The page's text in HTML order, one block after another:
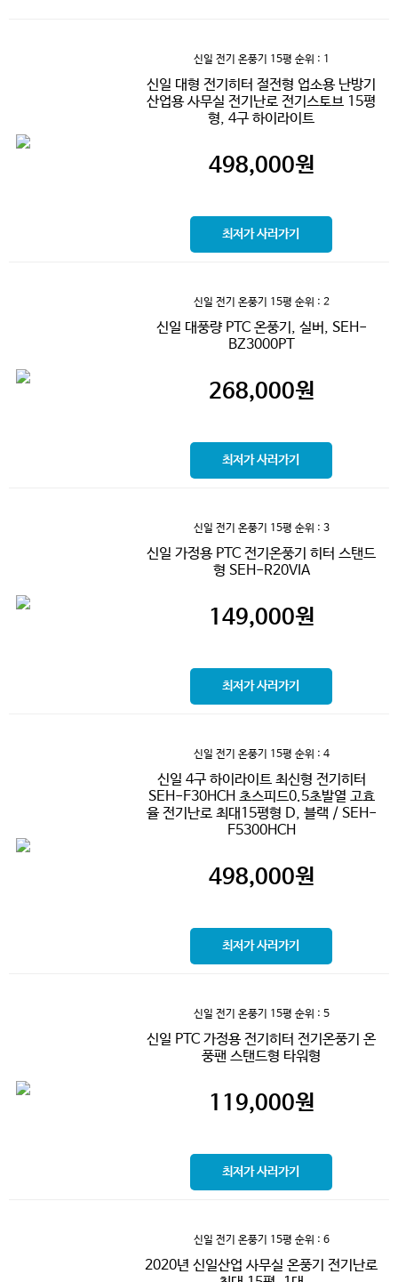
신일 전기 온풍기 15평 순위 : 1
신일 대형 전기히터 절전형 업소용 난방기
산업용 사무실 전기난로 전기스토브 15평
형, 4구 하이라이트
498,000원
최저가 사러가기
신일 전기 온풍기 15평 순위 : 2
신일 대풍량 PTC 온풍기, 실버, SEH-
BZ3000PT
268,000원
최저가 사러가기
신일 전기 온풍기 15평 순위 : 3
신일 가정용 PTC 전기온풍기 히터 스탠드
형 SEH-R20VIA
149,000원
최저가 사러가기
신일 전기 온풍기 15평 순위 : 4
신일 4구 하이라이트 최신형 전기히터
SEH-F30HCH 초스피드0.5초발열 고효
율 전기난로 최대15평형 D, 블랙 / SEH-
F5300HCH
498,000원
최저가 사러가기
신일 전기 온풍기 15평 순위 : 5
신일 PTC 가정용 전기히터 전기온풍기 온
풍팬 스탠드형 타워형
119,000원
최저가 사러가기
신일 전기 온풍기 15평 순위 : 6
2020년 신일산업 사무실 온풍기 전기난로